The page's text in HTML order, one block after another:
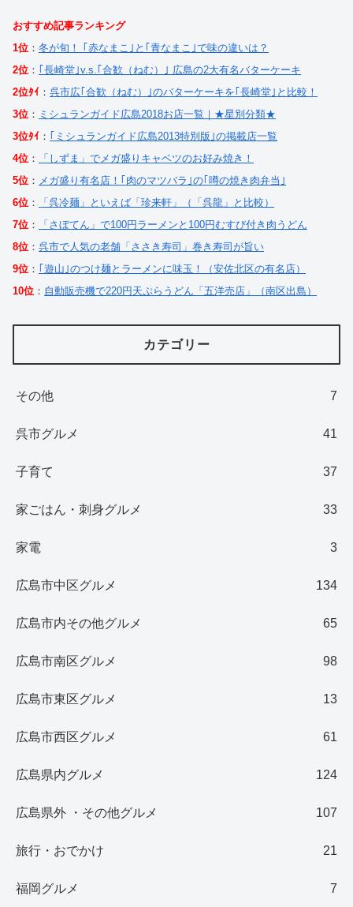
おすすめ記事ランキング
1位 ： 冬が旬！ ｢赤なまこ｣と｢青なまこ｣で味の違いは？
2位 ： ｢長崎堂｣v.s.｢合歓（ねむ）｣ 広島の2大有名バターケーキ
2位ﾀｲ ： 呉市広｢合歓（ねむ）｣のバターケーキを｢長崎堂｣と比較！
3位 ： ミシュランガイド広島2018お店一覧｜★星別分類★
3位ﾀｲ ： ｢ミシュランガイド広島2013特別版｣の掲載店一覧
4位 ：
「しずま」でメガ盛りキャベツのお好み焼き！
5位 ： メガ盛り有名店！｢肉のマツバラ｣の｢噂の焼き肉弁当｣
6位 ：
「呉冷麺」といえば「珍来軒」（「呉龍」と比較）
7位 ：
「さぼてん」で100円ラーメンと100円むすび付き肉うどん
8位 ： 呉市で人気の老舗「ささき寿司」巻き寿司が旨い
9位 ： ｢遊山｣のつけ麺とラーメンに味玉！（安佐北区の有名店）
10位 ： 自動販売機で220円天ぷらうどん「五洋売店」（南区出島）
カテゴリー
その他 7
呉市グルメ 41
子育て 37
家ごはん・刺身グルメ 33
家電 3
広島市中区グルメ 134
広島市内その他グルメ 65
広島市南区グルメ 98
広島市東区グルメ 13
広島市西区グルメ 61
広島県内グルメ 124
広島県外 ・その他グルメ 107
旅行・おでかけ 21
福岡グルメ 7